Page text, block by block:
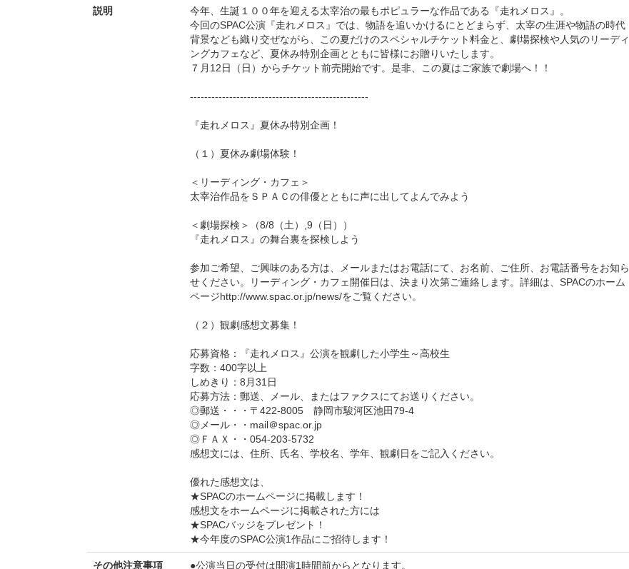
説明
今年、生誕１００年を迎える太宰治の最もポピュラーな作品である『走れメロス』。
今回のSPAC公演『走れメロス』では、物語を追いかけるにとどまらず、太宰の生涯や物語の時代
背景なども織り交ぜながら、この夏だけのスペシャルチケット料金と、劇場探検や人気のリーディ
ングカフェなど、夏休み特別企画とともに皆様にお贈りいたします。
７月12日（日）からチケット前売開始です。是非、この夏はご家族で劇場へ！！
--------------------------------------------------
『走れメロス』夏休み特別企画！
（１）夏休み劇場体験！
＜リーディング・カフェ＞
太宰治作品をＳＰＡＣの俳優とともに声に出してよんでみよう
＜劇場探検＞（8/8（土）,9（日））
『走れメロス』の舞台裏を探検しよう
参加ご希望、ご興味のある方は、メールまたはお電話にて、お名前、ご住所、お電話番号をお知ら
せください。リーディング・カフェ開催日は、決まり次第ご連絡します。詳細は、SPACのホーム
ページhttp://www.spac.or.jp/news/をご覧ください。
（２）観劇感想文募集！
応募資格：『走れメロス』公演を観劇した小学生～高校生
字数：400字以上
しめきり：8月31日
応募方法：郵送、メール、またはファクスにてお送りください。
◎郵送・・・〒422-8005 静岡市駿河区池田79-4
◎メール・・mail＠spac.or.jp
◎ＦＡＸ・・054-203-5732
感想文には、住所、氏名、学校名、学年、観劇日をご記入ください。
優れた感想文は、
★SPACのホームページに掲載します！
感想文をホームページに掲載された方には
★SPACバッジをプレゼント！
★今年度のSPAC公演1作品にご招待します！
その他注意事項
●公演当日の受付は開演1時間前からとなります。